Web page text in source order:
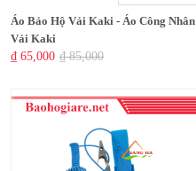
Áo Bảo Hộ Vải Kaki - Áo Công Nhân
Vải Kaki
₫ 65,000 ₫ 85,000